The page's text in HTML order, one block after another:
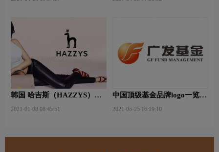
韩国 哈吉斯（HAZZYS）品
2021-01-08 08:45:51
中国顶级基金品牌logo一览：
2021-05-25 16:19:10